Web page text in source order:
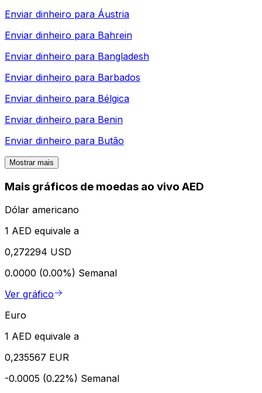
Enviar dinheiro para Áustria
Enviar dinheiro para Bahrein
Enviar dinheiro para Bangladesh
Enviar dinheiro para Barbados
Enviar dinheiro para Bélgica
Enviar dinheiro para Benin
Enviar dinheiro para Butão
Mostrar mais
Mais gráficos de moedas ao vivo AED
Dólar americano
1 AED equivale a
0,272294 USD
0.0000 (0.00%) Semanal
Ver gráfico
Euro
1 AED equivale a
0,235567 EUR
-0.0005 (0.22%) Semanal